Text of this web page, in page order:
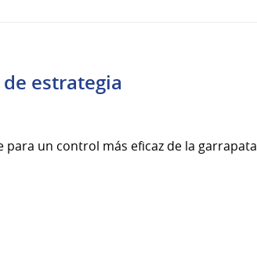
estrategia
para un control más eficaz de la garrapata